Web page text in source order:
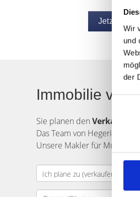
Wir
und
der
Jetzt Wert
Immobilie
Sie planen den Verkauf
Das Team von Hegerich
Unsere Makler für München